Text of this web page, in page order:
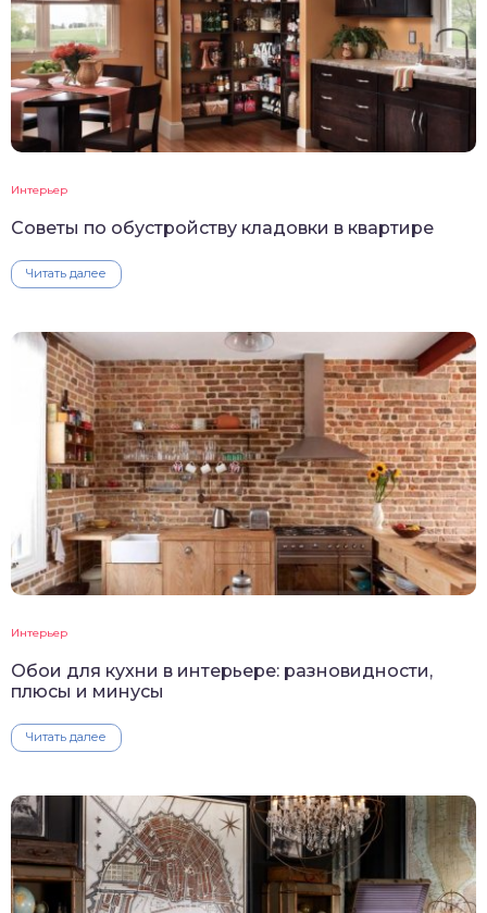
Интерьер
Советы по обустройству кладовки в квартире
Читать далее
Интерьер
Обои для кухни в интерьере: разновидности,
плюсы и минусы
Читать далее